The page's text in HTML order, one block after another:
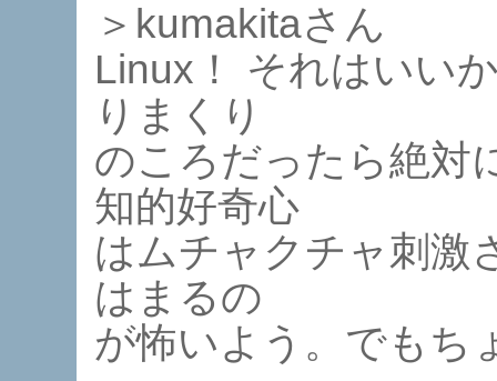
＞kumakitaさん
Linux！ それはいい
りまくり
のころだったら絶対
知的好奇心
はムチャクチャ刺
はまるの
が怖いよう。でもち